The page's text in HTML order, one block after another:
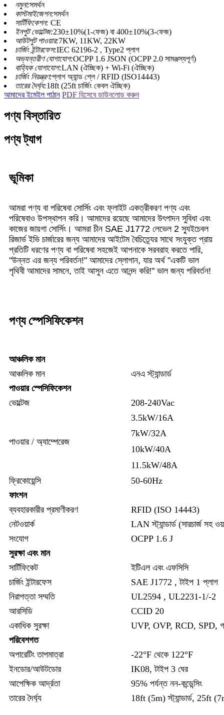
নমুনা:সমর্থন
কাস্টমাইজেশন:সমর্থন
সার্টিফিকেশন: CE
ইনপুট ভোল্টেজ:230±10%(1-ফেজ) বা 400±10%(3-ফেজ)
আউটপুট পাওয়ার:7KW, 11KW, 22KW
চার্জিং ইন্টারফেস:IEC 62196-2 , Type2 প্লাগ
অভ্যন্তরীণ যোগাযোগ:OCPP 1.6 JSON (OCPP 2.0 সামঞ্জস্যপূর্ণ)
বাহ্যিক যোগাযোগ:LAN (ঐচ্ছিক) + Wi-Fi (ঐচ্ছিক)
চার্জিং নিয়ন্ত্রণ:প্লাগ অ্যান্ড প্লে / RFID (ISO14443)
তারের দৈর্ঘ্য:18ft (25ft চার্জিং কেবল ঐচ্ছিক)
আমাদের ইমেইল পাঠান PDF হিসেবে ডাউনলোড করুন
পণ্য বিস্তারিত
পণ্য ট্যাগ
ভূমিকা
আমরা পণ্য বা পরিষেবা সোর্সিং এবং ফ্লাইট একত্রীকরণ পণ্য এবং
পরিষেবাও উপস্থাপন করি। আমাদের রয়েছে আমাদের উৎপাদন সুবিধা এবং
কাজের জায়গা সোর্সিং। আমরা চীন SAE J1772 লেভেল 2 স্যুইচেবল
রিজার্ভ ইভি চার্জারের জন্য আমাদের আইটেম বৈচিত্র্যের সাথে সংযুক্ত প্রায়
প্রতিটি ধরণের পণ্য বা পরিষেবা সহজেই আপনাকে সরবরাহ করতে পারি,
"উন্নত এর জন্য পরিবর্তন!" আমাদের স্লোগান, যার অর্থ "একটি ভাল
পৃথিবী আমাদের সামনে, তাই আসুন এতে আনন্দ করি!" ভাল জন্য পরিবর্তন!
পণ্য স্পেসিফিকেশন
আঞ্চলিক মান
আঞ্চলিক মান
এনএ স্ট্যান্ডার্ড
পাওয়ার স্পেসিফিকেশন
ভোল্টেজ
208-240Vac
পাওয়ার / অ্যাম্পেরেজ
3.5kW/16A
7kW/32A
10kW/40A
11.5kW/48A
ফ্রিকোয়েন্সি
50-60Hz
ফাংশন
ব্যবহারকারীর প্রমাণীকরণ
RFID (ISO 14443)
নেটওয়ার্ক
LAN স্ট্যান্ডার্ড (সারচার্জ সহ
সংযোগ
OCPP 1.6 J
সুরক্ষা এবং মান
সার্টিফিকেট
ইটিএল এবং এফসিসি
চার্জিং ইন্টারফেস
SAE J1772 , টাইপ 1 প্লাগ
নিরাপত্তা সম্মতি
UL2594 , UL2231-1/-2
আরসিডি
CCID 20
একাধিক সুরক্ষা
UVP, OVP, RCD, SPD,
পরিবেশগত
অপারেটিং তাপমাত্রা
-22°F থেকে 122°F
ইনডোর/আউটডোর
IK08, টাইপ 3 ঘের
আপেক্ষিক আর্দ্রতা
95% পর্যন্ত নন-কন্ডেন্সিং
তারের দৈর্ঘ্য
18ft (5m) স্ট্যান্ডার্ড, 25ft